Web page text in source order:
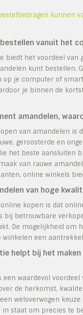
kunnen
vanuit het
biedt het voordeel
kunt bestellen.
je computer of
je binnen de
amandelen,
van amandelen
geroosterde en
het beste aansluiten
van rauwe
online winkels
van hoge
kopen is dat
bij betrouwbare
De mogelijkheid om
een
helpt bij het
waardevol
de herkomst,
weloverwogen
staat om precies te